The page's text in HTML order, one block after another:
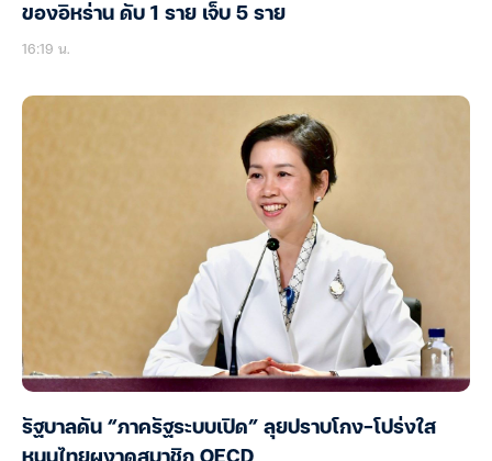
ของอิหร่าน ดับ 1 ราย เจ็บ 5 ราย
16:19 น.
รัฐบาลดัน “ภาครัฐระบบเปิด” ลุยปราบโกง-โปร่งใส
หนุนไทยผงาดสมาชิก OECD